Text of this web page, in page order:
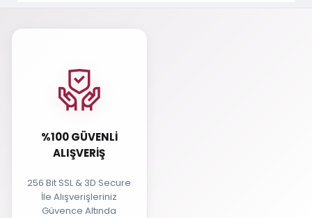
%100 GÜVENLI
ALIŞVERIŞ
256 Bit SSL & 3D Secure
İle Alışverişleriniz
Güvence Altında